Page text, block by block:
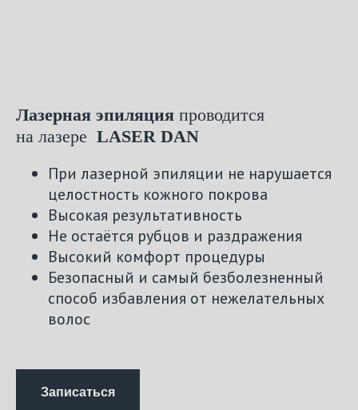
Лазерная эпиляция проводится
на лазере LASER DAN
При лазерной эпиляции не нарушается
целостность кожного покрова
Высокая результативность
Не остаётся рубцов и раздражения
Высокий комфорт процедуры
Безопасный и самый безболезненный
способ избавления от нежелательных
волос
Записаться